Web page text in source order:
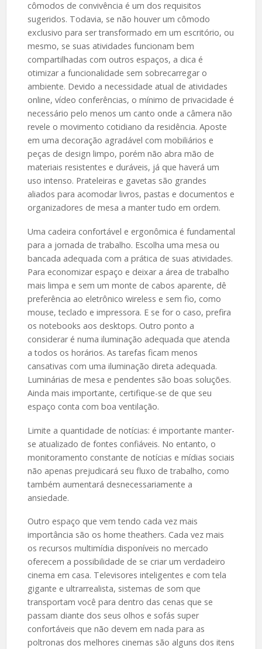
cômodos de convivência é um dos requisitos
sugeridos. Todavia, se não houver um cômodo
exclusivo para ser transformado em um escritório, ou
mesmo, se suas atividades funcionam bem
compartilhadas com outros espaços, a dica é
otimizar a funcionalidade sem sobrecarregar o
ambiente. Devido a necessidade atual de atividades
online, vídeo conferências, o mínimo de privacidade é
necessário pelo menos um canto onde a câmera não
revele o movimento cotidiano da residência. Aposte
em uma decoração agradável com mobiliários e
peças de design limpo, porém não abra mão de
materiais resistentes e duráveis, já que haverá um
uso intenso. Prateleiras e gavetas são grandes
aliados para acomodar livros, pastas e documentos e
organizadores de mesa a manter tudo em ordem.
Uma cadeira confortável e ergonômica é fundamental
para a jornada de trabalho. Escolha uma mesa ou
bancada adequada com a prática de suas atividades.
Para economizar espaço e deixar a área de trabalho
mais limpa e sem um monte de cabos aparente, dê
preferência ao eletrônico wireless e sem fio, como
mouse, teclado e impressora. E se for o caso, prefira
os notebooks aos desktops. Outro ponto a
considerar é numa iluminação adequada que atenda
a todos os horários. As tarefas ficam menos
cansativas com uma iluminação direta adequada.
Luminárias de mesa e pendentes são boas soluções.
Ainda mais importante, certifique-se de que seu
espaço conta com boa ventilação.
Limite a quantidade de notícias: é importante manter-
se atualizado de fontes confiáveis. No entanto, o
monitoramento constante de notícias e mídias sociais
não apenas prejudicará seu fluxo de trabalho, como
também aumentará desnecessariamente a
ansiedade.
Outro espaço que vem tendo cada vez mais
importância são os home theathers. Cada vez mais
os recursos multimídia disponíveis no mercado
oferecem a possibilidade de se criar um verdadeiro
cinema em casa. Televisores inteligentes e com tela
gigante e ultrarrealista, sistemas de som que
transportam você para dentro das cenas que se
passam diante dos seus olhos e sofás super
confortáveis que não devem em nada para as
poltronas dos melhores cinemas são alguns dos itens